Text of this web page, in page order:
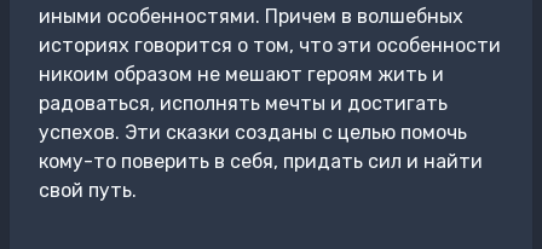
иными особенностями. Причем в волшебных
историях говорится о том, что эти особенности
никоим образом не мешают героям жить и
радоваться, исполнять мечты и достигать
успехов. Эти сказки созданы с целью помочь
кому-то поверить в себя, придать сил и найти
свой путь.